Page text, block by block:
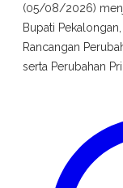
(05/08/2026)
Bupati
Rancangan
serta Perubahan